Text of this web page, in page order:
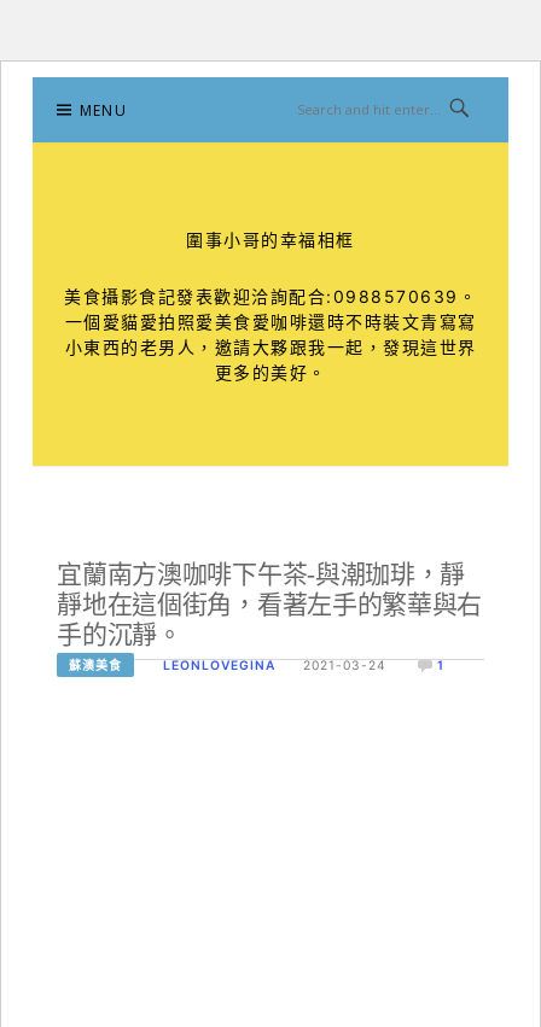
content
MENU
圍事小哥的幸福相框
美食攝影食記發表歡迎洽詢配合:0988570639。
一個愛貓愛拍照愛美食愛咖啡還時不時裝文青寫寫
小東西的老男人，邀請大夥跟我一起，發現這世界
更多的美好。
宜蘭南方澳咖啡下午茶-與潮珈琲，靜
靜地在這個街角，看著左手的繁華與右
手的沉靜。
蘇澳美食 LEONLOVEGINA 2021-03-24 1